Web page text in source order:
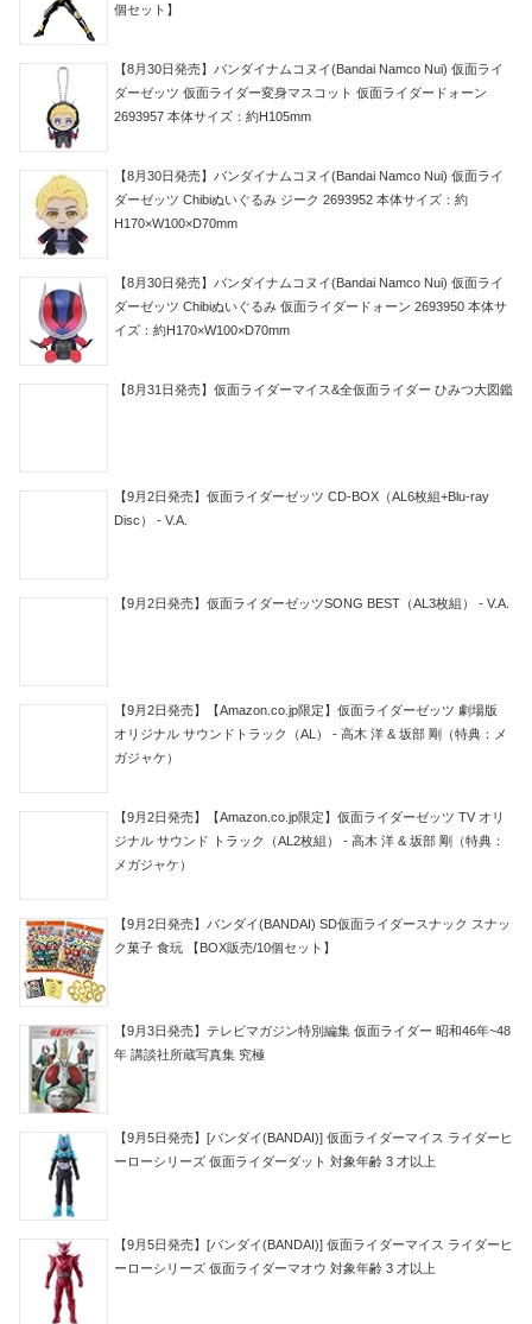
個セット】
【8月30日発売】バンダイナムコヌイ(Bandai Namco Nui) 仮面ライ
ダーゼッツ 仮面ライダー変身マスコット 仮面ライダードォーン
2693957 本体サイズ：約H105mm
【8月30日発売】バンダイナムコヌイ(Bandai Namco Nui) 仮面ライ
ダーゼッツ Chibiぬいぐるみ ジーク 2693952 本体サイズ：約
H170×W100×D70mm
【8月30日発売】バンダイナムコヌイ(Bandai Namco Nui) 仮面ライ
ダーゼッツ Chibiぬいぐるみ 仮面ライダードォーン 2693950 本体サ
イズ：約H170×W100×D70mm
【8月31日発売】仮面ライダーマイス&全仮面ライダー ひみつ大図鑑
【9月2日発売】仮面ライダーゼッツ CD-BOX（AL6枚組+Blu-ray
Disc） - V.A.
【9月2日発売】仮面ライダーゼッツSONG BEST（AL3枚組） - V.A.
【9月2日発売】【Amazon.co.jp限定】仮面ライダーゼッツ 劇場版
オリジナル サウンドトラック（AL） - 高木 洋 & 坂部 剛（特典：メ
ガジャケ）
【9月2日発売】【Amazon.co.jp限定】仮面ライダーゼッツ TV オリ
ジナル サウンド トラック（AL2枚組） - 高木 洋 & 坂部 剛（特典：
メガジャケ）
【9月2日発売】バンダイ(BANDAI) SD仮面ライダースナック スナッ
ク菓子 食玩 【BOX販売/10個セット】
【9月3日発売】テレビマガジン特別編集 仮面ライダー 昭和46年~48
年 講談社所蔵写真集 究極
【9月5日発売】[バンダイ(BANDAI)] 仮面ライダーマイス ライダーヒ
ーローシリーズ 仮面ライダーダット 対象年齢 3 才以上
【9月5日発売】[バンダイ(BANDAI)] 仮面ライダーマイス ライダーヒ
ーローシリーズ 仮面ライダーマオウ 対象年齢 3 才以上